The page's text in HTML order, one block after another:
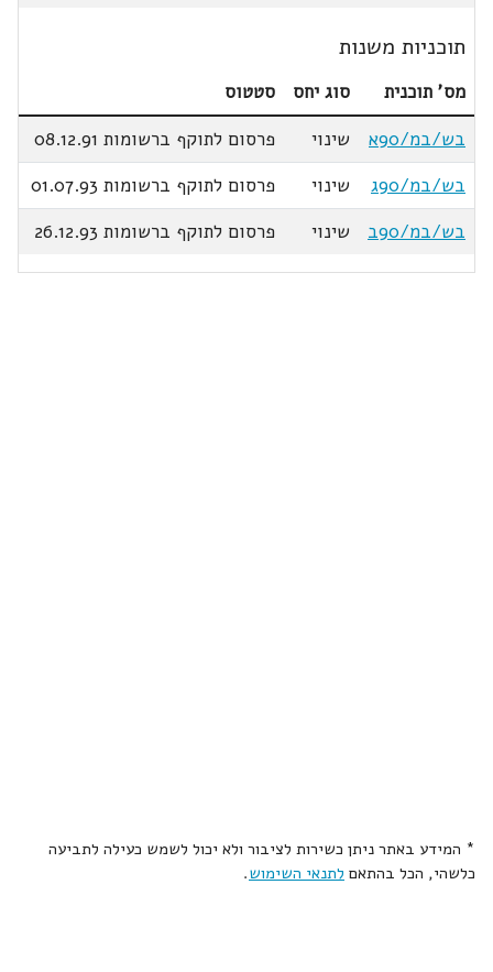
תוכניות משנות
מס' תוכנית סוג יחס
סטטוס
בש/במ/90א
שינוי
פרסום לתוקף ברשומות 08.12.91
בש/במ/90ג
שינוי
פרסום לתוקף ברשומות 01.07.93
בש/במ/90ב
שינוי פרסום לתוקף ברשומות 26.12.93
* המידע באתר ניתן כשירות לציבור ולא יכול לשמש כעילה לתביעה
כלשהי, הכל בהתאם לתנאי השימוש.